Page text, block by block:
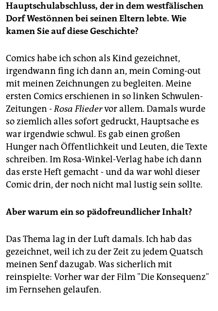
Hauptschulabschluss, der in dem westfälischen
Dorf Westönnen bei seinen Eltern lebte. Wie
kamen Sie auf diese Geschichte?
Comics habe ich schon als Kind gezeichnet,
irgendwann fing ich dann an, mein Coming-out
mit meinen Zeichnungen zu begleiten. Meine
ersten Comics erschienen in so linken Schwulen-
Zeitungen -Rosa Fliedervor allem. Damals wurde
so ziemlich alles sofort gedruckt, Hauptsache es
war irgendwie schwul. Es gab einen großen
Hunger nach Öffentlichkeit und Leuten, die Texte
schreiben. Im Rosa-Winkel-Verlag habe ich dann
das erste Heft gemacht - und da war wohl dieser
Comic drin, der noch nicht mal lustig sein sollte.
Aber warum ein so pädofreundlicher Inhalt?
Das Thema lag in der Luft damals. Ich hab das
gezeichnet, weil ich zu der Zeit zu jedem Quatsch
meinen Senf dazugab. Was sicherlich mit
reinspielte: Vorher war der Film "Die Konsequenz"
im Fernsehen gelaufen.